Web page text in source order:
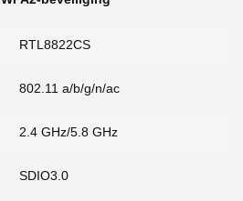
RTL8822CS
802.11 a/b/g/n/ac
2.4 GHz/5.8 GHz
SDIO3.0